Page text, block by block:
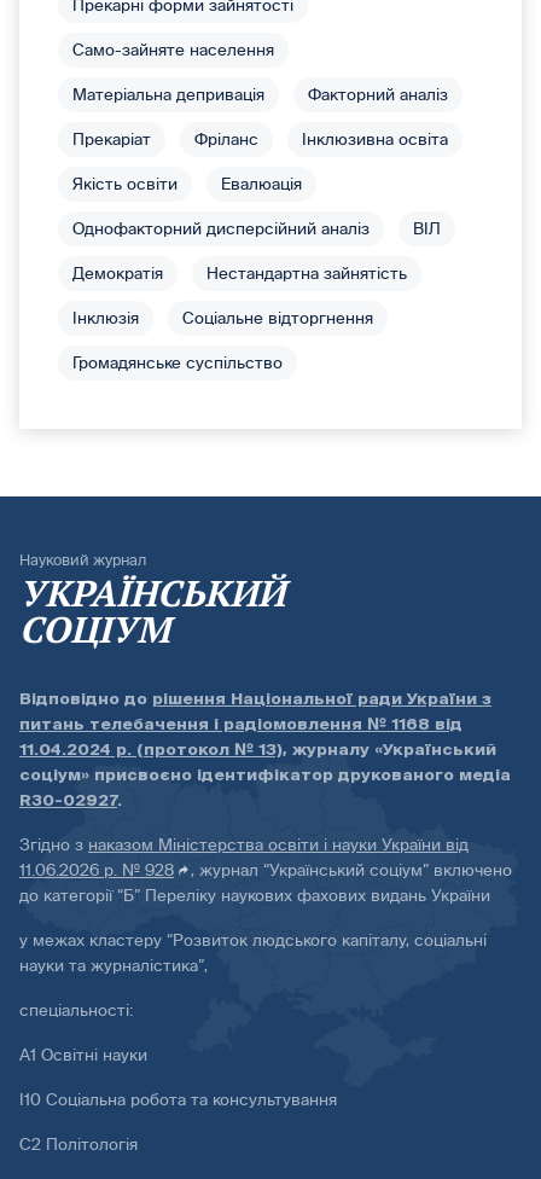
Прекарні форми зайнятості
Само-зайняте населення
Матеріальна депривація Факторний аналіз
Прекаріат Фріланс Інклюзивна освіта
Якість освіти Евалюація
Однофакторний дисперсійний аналіз ВІЛ
Демократія Нестандартна зайнятість
Інклюзія Соціальне відторгнення
Громадянське суспільство
Науковий журнал
УКРАЇНСЬКИЙ
СОЦІУМ
Відповідно до рішення Національної ради України з
питань телебачення і радіомовлення № 1168 від
11.04.2024 р. (протокол № 13), журналу «Український
соціум» присвоєно ідентифікатор друкованого медіа
R30-02927.
Згідно з наказом Міністерства освіти і науки України від
11.06.2026 р. № 928
, журнал “Український соціум” включено
до категорії “Б” Переліку наукових фахових видань України
у межах кластеру “Розвиток людського капіталу, соціальні
науки та журналістика”,
спеціальності:
А1 Освітні науки
І10 Соціальна робота та консультування
С2 Політологія